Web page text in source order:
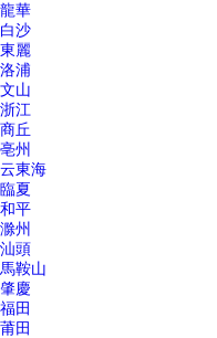
龍華
白沙
東麗
洛浦
文山
浙江
商丘
亳州
云東海
臨夏
和平
滁州
汕頭
馬鞍山
肇慶
福田
莆田